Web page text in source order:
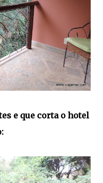
e que corta o hotel